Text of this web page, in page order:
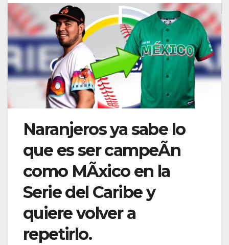
Naranjeros ya sabe lo
que es ser campeÃn
como MÃxico en la
Serie del Caribe y
quiere volver a
repetirlo.